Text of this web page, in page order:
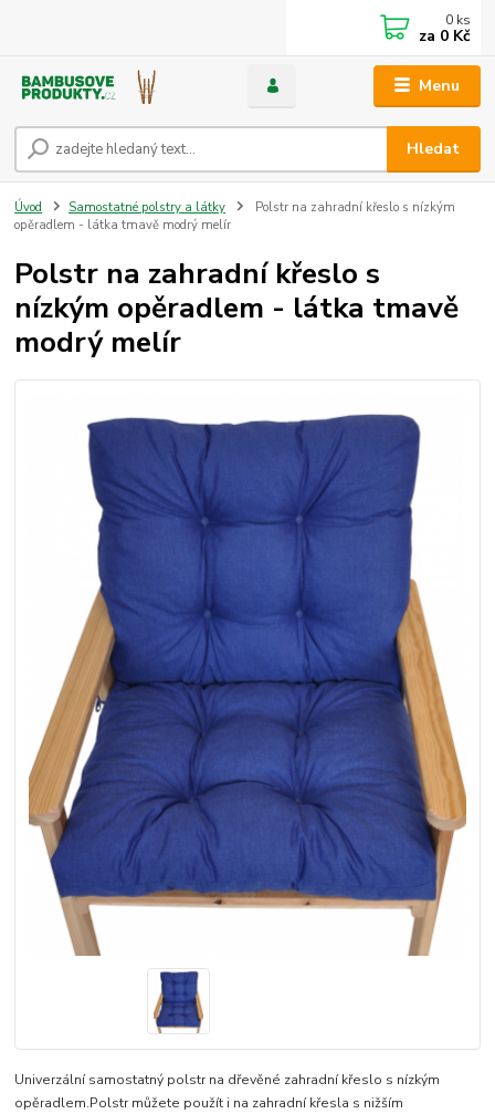
Menu
Hledat
0 ks
za 0 Kč
Úvod Samostatné polstry a látky
Polstr na zahradní křeslo s nízkým
opěradlem - látka tmavě modrý melír
Polstr na zahradní křeslo s
nízkým opěradlem - látka tmavě
modrý melír
Univerzální samostatný polstr na dřevěné zahradní křeslo s nízkým
opěradlem.Polstr můžete použít i na zahradní křesla s nižším